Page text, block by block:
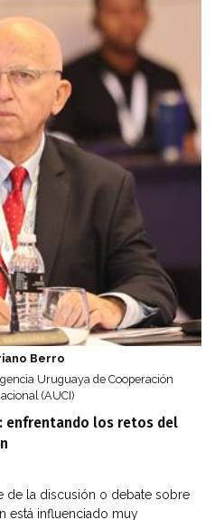
Berro
Uruguaya de Cooperación
(AUCI)
enfrentando los retos del
de la discusión o debate sobre
está influenciado muy